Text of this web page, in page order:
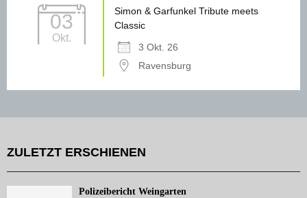
03
Okt.
Simon & Garfunkel Tribute meets
Classic
3 Okt. 26
Ravensburg
ZULETZT ERSCHIENEN
Polizeibericht Weingarten